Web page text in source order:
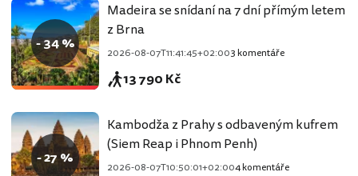
- 34 %
Madeira se snídaní na 7 dní přímým letem
z Brna
2026-08-07T11:41:45+02:003 komentáře
13 790 Kč
- 27 %
Kambodža z Prahy s odbaveným kufrem
(Siem Reap i Phnom Penh)
2026-08-07T10:50:01+02:004 komentáře